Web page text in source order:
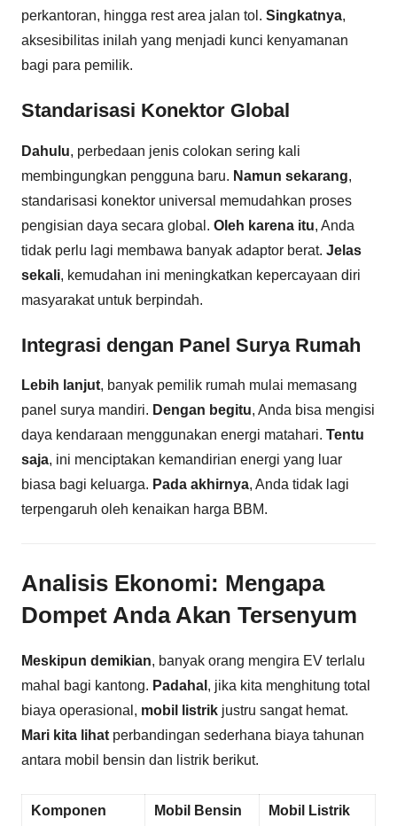
perkantoran, hingga rest area jalan tol. Singkatnya,
aksesibilitas inilah yang menjadi kunci kenyamanan
bagi para pemilik.
Standarisasi Konektor Global
Dahulu, perbedaan jenis colokan sering kali
membingungkan pengguna baru. Namun sekarang,
standarisasi konektor universal memudahkan proses
pengisian daya secara global. Oleh karena itu, Anda
tidak perlu lagi membawa banyak adaptor berat. Jelas
sekali, kemudahan ini meningkatkan kepercayaan diri
masyarakat untuk berpindah.
Integrasi dengan Panel Surya Rumah
Lebih lanjut, banyak pemilik rumah mulai memasang
panel surya mandiri. Dengan begitu, Anda bisa mengisi
daya kendaraan menggunakan energi matahari. Tentu
saja, ini menciptakan kemandirian energi yang luar
biasa bagi keluarga. Pada akhirnya, Anda tidak lagi
terpengaruh oleh kenaikan harga BBM.
Analisis Ekonomi: Mengapa
Dompet Anda Akan Tersenyum
Meskipun demikian, banyak orang mengira EV terlalu
mahal bagi kantong. Padahal , jika kita menghitung total
biaya operasional, mobil listrik justru sangat hemat.
Mari kita lihat perbandingan sederhana biaya tahunan
antara mobil bensin dan listrik berikut.
Komponen
Mobil Bensin
Mobil Listrik